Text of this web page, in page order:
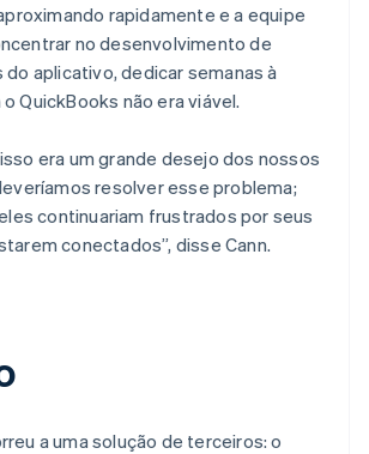
rapidamente e a equipe
no desenvolvimento de
aplicativo, dedicar semanas à
QuickBooks não era viável.
era um grande desejo dos nossos
resolver esse problema;
continuariam frustrados por seus
conectados”, disse Cann.
a uma solução de terceiros: o